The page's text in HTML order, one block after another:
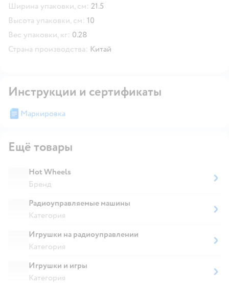
Ширина упаковки, см: 21.5
Высота упаковки, см: 10
Вес упаковки, кг: 0.28
Страна производства: Китай
Инструкции и сертификаты
Маркировка
Ещё товары
Hot Wheels
Бренд
Радиоуправляемые машины
Категория
Игрушки на радиоуправлении
Категория
Игрушки и игры
Категория